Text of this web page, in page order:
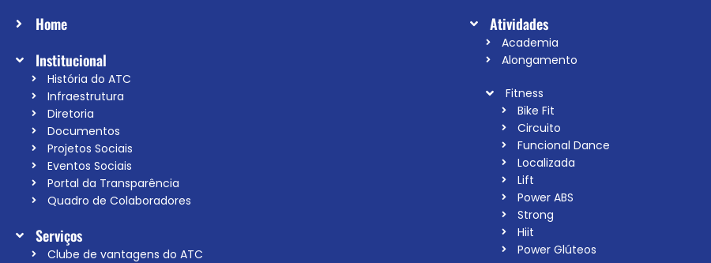
Home
Institucional
História do ATC
Infraestrutura
Diretoria
Documentos
Projetos Sociais
Eventos Sociais
Portal da Transparência
Quadro de Colaboradores
Serviços
Clube de vantagens do ATC
Atividades
Academia
Alongamento
Fitness
Bike Fit
Circuito
Funcional Dance
Localizada
Lift
Power ABS
Strong
Hiit
Power Glúteos